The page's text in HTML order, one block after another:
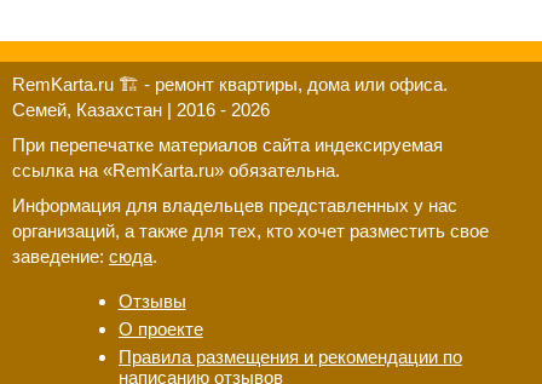
RemKarta.ru 🏗️ - ремонт квартиры, дома или офиса.
Семей, Казахстан | 2016 - 2026
При перепечатке материалов сайта индексируемая
ссылка на «RemKarta.ru» обязательна.
Информация для владельцев представленных у нас
организаций, а также для тех, кто хочет разместить свое
заведение: сюда.
Отзывы